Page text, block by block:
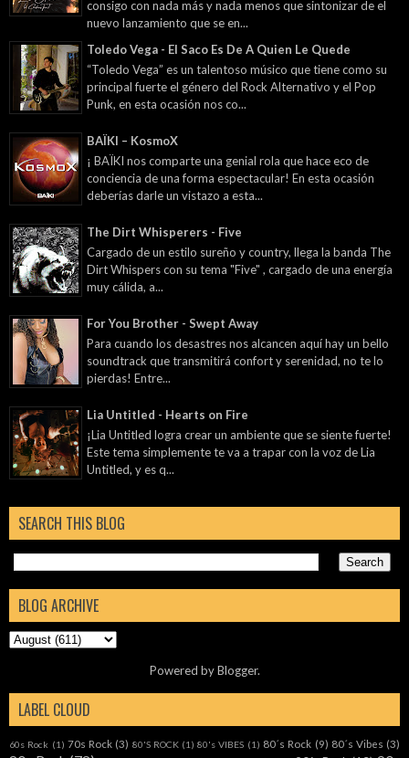
consigo con nada más y nada menos que sintonizar de el
nuevo lanzamiento que se en...
Toledo Vega - El Saco Es De A Quien Le Quede
“Toledo Vega” es un talentoso músico que tiene como su
principal fuerte el género del Rock Alternativo y el Pop
Punk, en esta ocasión nos co...
BAÏKI – KosmoX
¡ BAÏKI nos comparte una genial rola que hace eco de
conciencia de una forma espectacular! En esta ocasión
deberías darle un vistazo a esta...
The Dirt Whisperers - Five
Cargado de un estilo sureño y country, llega la banda The
Dirt Whispers con su tema "Five" , cargado de una energía
muy cálida, a...
For You Brother - Swept Away
Para cuando los desastres nos alcancen aquí hay un bello
soundtrack que transmitirá confort y serenidad, no te lo
pierdas! Entre...
Lia Untitled - Hearts on Fire
¡Lia Untitled logra crear un ambiente que se siente fuerte!
Este tema simplemente te va a trapar con la voz de Lia
Untitled, y es q...
SEARCH THIS BLOG
BLOG ARCHIVE
Powered byBlogger.
LABEL CLOUD
60s Rock (1) 70s Rock (3) 80'S ROCK (1) 80's VIBES (1) 80´s Rock (9) 80´s Vibes (3)